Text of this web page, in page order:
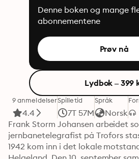
Denne boken og mange
abonnementene
Prøv nå
Lydbok – 399
9 anmeldelser
4.4
Spilletid
7T 57M
Språk
Norsk
Frank Storm Johansen arbeidet
jernbanetelegrafist på Trofors
1942 kom inn i det lokale